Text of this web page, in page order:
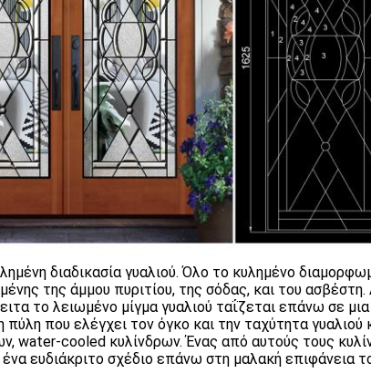
διαδικασία γυαλιού. Όλο το κυλημένο
της άμμου πυριτίου, της σόδας, και του
το λειωμένο μίγμα γυαλιού ταΐζεται επάνω σε
πύλη που ελέγχει τον όγκο και την ταχύτητα
water-cooled κυλίνδρων. Ένας από αυτούς τους
ευδιάκριτο σχέδιο επάνω στη μαλακή επιφάνεια